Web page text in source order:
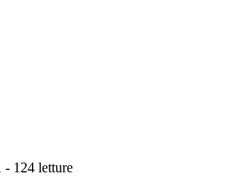
- 124 letture